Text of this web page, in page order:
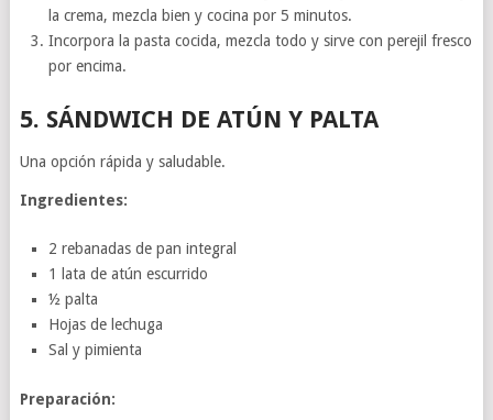
la crema, mezcla bien y cocina por 5 minutos.
Incorpora la pasta cocida, mezcla todo y sirve con perejil fresco
por encima.
5. SÁNDWICH DE ATÚN Y PALTA
Una opción rápida y saludable.
Ingredientes:
2 rebanadas de pan integral
1 lata de atún escurrido
½ palta
Hojas de lechuga
Sal y pimienta
Preparación: